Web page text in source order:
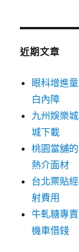
近期文章
眼科增進
白內障
九州娛樂
城下載
桃園當舖
熱介面材
台北票貼
射費用
牛軋糖專
機車借錢